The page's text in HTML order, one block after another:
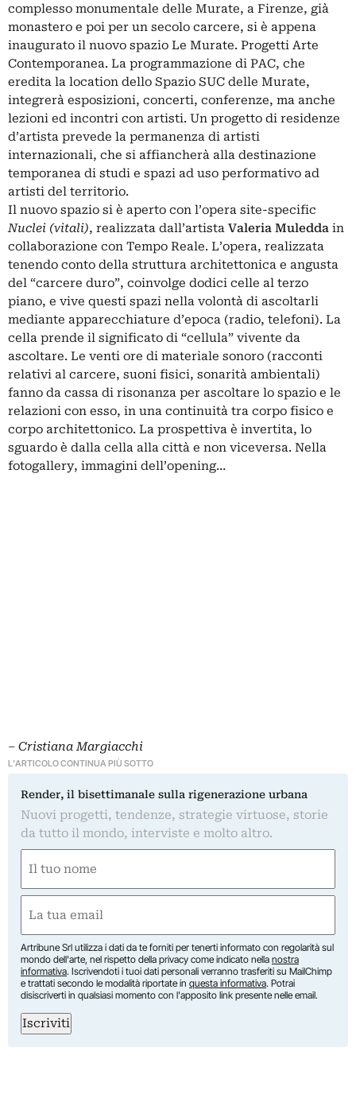
complesso monumentale delle Murate, a Firenze, già
monastero e poi per un secolo carcere, si è appena
inaugurato il nuovo spazio Le Murate. Progetti Arte
Contemporanea. La programmazione di PAC, che
eredita la location dello Spazio SUC delle Murate,
integrerà esposizioni, concerti, conferenze, ma anche
lezioni ed incontri con artisti. Un progetto di residenze
d’artista prevede la permanenza di artisti
internazionali, che si affiancherà alla destinazione
temporanea di studi e spazi ad uso performativo ad
artisti del territorio.
Il nuovo spazio si è aperto con l’opera site-specific
Nuclei (vitali), realizzata dall’artista Valeria Muledda in
collaborazione con Tempo Reale. L’opera, realizzata
tenendo conto della struttura architettonica e angusta
del “carcere duro”, coinvolge dodici celle al terzo
piano, e vive questi spazi nella volontà di ascoltarli
mediante apparecchiature d’epoca (radio, telefoni). La
cella prende il significato di “cellula” vivente da
ascoltare. Le venti ore di materiale sonoro (racconti
relativi al carcere, suoni fisici, sonarità ambientali)
fanno da cassa di risonanza per ascoltare lo spazio e le
relazioni con esso, in una continuità tra corpo fisico e
corpo architettonico. La prospettiva è invertita, lo
sguardo è dalla cella alla città e non viceversa. Nella
fotogallery, immagini dell’opening…
– Cristiana Margiacchi
L'ARTICOLO CONTINUA PIÙ SOTTO
Render, il bisettimanale sulla rigenerazione urbana
Nuovi progetti, tendenze, strategie virtuose, storie
da tutto il mondo, interviste e molto altro.
(Obbligatorio)
Nome
(Obbligatorio)
Artribune Srl utilizza i dati da te forniti per tenerti informato con regolarità sul
mondo dell'arte, nel rispetto della privacy come indicato nella nostra
informativa. Iscrivendoti i tuoi dati personali verranno trasferiti su MailChimp
e trattati secondo le modalità riportate in questa informativa. Potrai
disiscriverti in qualsiasi momento con l'apposito link presente nelle email.
Iscriviti